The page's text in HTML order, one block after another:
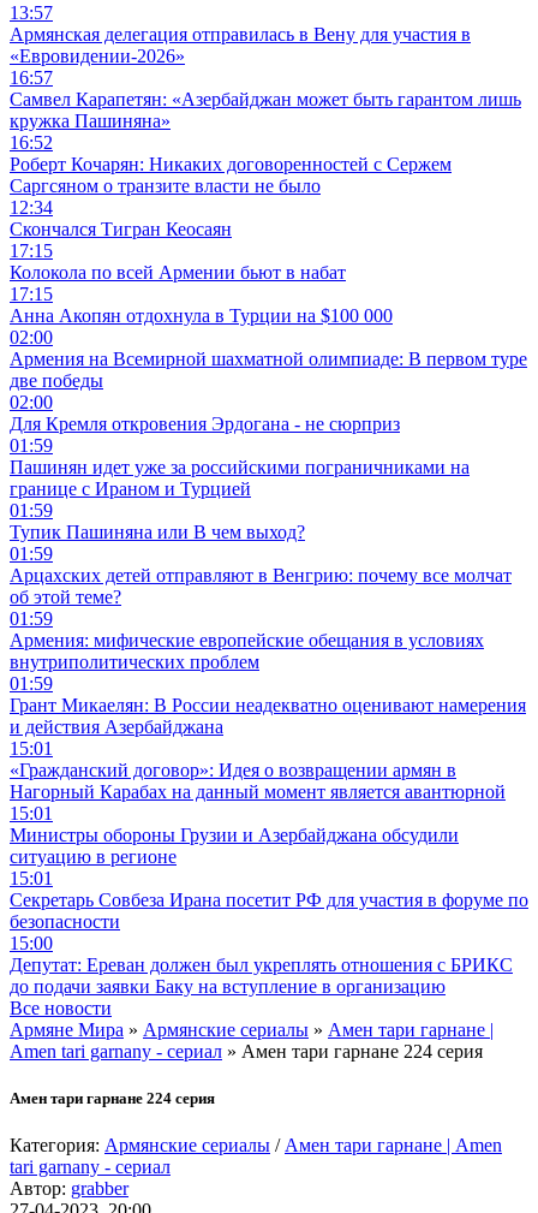
13:57
Армянская делегация отправилась в Вену для участия в
«Евровидении-2026»
16:57
Самвел Карапетян: «Азербайджан может быть гарантом лишь
кружка Пашиняна»
16:52
Роберт Кочарян: Никаких договоренностей с Сержем
Саргсяном о транзите власти не было
12:34
Скончался Тигран Кеосаян
17:15
Колокола по всей Армении бьют в набат
17:15
Анна Акопян отдохнула в Турции на $100 000
02:00
Армения на Всемирной шахматной олимпиаде: В первом туре
две победы
02:00
Для Кремля откровения Эрдогана - не сюрприз
01:59
Пашинян идет уже за российскими пограничниками на
границе с Ираном и Турцией
01:59
Тупик Пашиняна или В чем выход?
01:59
Арцахских детей отправляют в Венгрию: почему все молчат
об этой теме?
01:59
Армения: мифические европейские обещания в условиях
внутриполитических проблем
01:59
Грант Микаелян: В России неадекватно оценивают намерения
и действия Азербайджана
15:01
«Гражданский договор»: Идея о возвращении армян в
Нагорный Карабах на данный момент является авантюрной
15:01
Министры обороны Грузии и Азербайджана обсудили
ситуацию в регионе
15:01
Секретарь Совбеза Ирана посетит РФ для участия в форуме по
безопасности
15:00
Депутат: Ереван должен был укреплять отношения с БРИКС
до подачи заявки Баку на вступление в организацию
Все новости
Армяне Мира » Армянские сериалы » Амен тари гарнане |
Amen tari garnany - сериал » Амен тари гарнане 224 серия
Амен тари гарнане 224 серия
Категория: Армянские сериалы / Амен тари гарнане | Amen
tari garnany - сериал
Автор: grabber